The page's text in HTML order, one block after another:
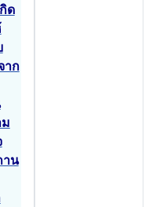
ด
าก
าน